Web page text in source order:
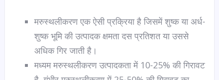
मरुस्थलीकरण एक ऐसी प्रक्रिया है जिसमें शुष्क या अर्ध-
शुष्क भूमि की उत्पादक क्षमता दस प्रतिशत या उससे
अधिक गिर जाती है।
मध्यम मरुस्थलीकरण उत्पादकता में 10-25% की गिरावट